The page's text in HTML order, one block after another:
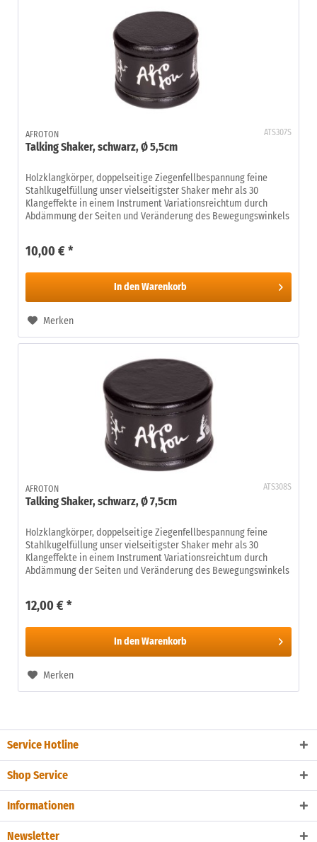
ATS307S
AFROTON
Talking Shaker, schwarz, Ø 5,5cm
Holzklangkörper, doppelseitige Ziegenfellbespannung feine
Stahlkugelfüllung unser vielseitigster Shaker mehr als 30
Klangeffekte in einem Instrument Variationsreichtum durch
Abdämmung der Seiten und Veränderung des Bewegungswinkels
10,00 € *
In den Warenkorb
Merken
ATS308S
AFROTON
Talking Shaker, schwarz, Ø 7,5cm
Holzklangkörper, doppelseitige Ziegenfellbespannung feine
Stahlkugelfüllung unser vielseitigster Shaker mehr als 30
Klangeffekte in einem Instrument Variationsreichtum durch
Abdämmung der Seiten und Veränderung des Bewegungswinkels
12,00 € *
In den Warenkorb
Merken
Service Hotline
Shop Service
Informationen
Newsletter